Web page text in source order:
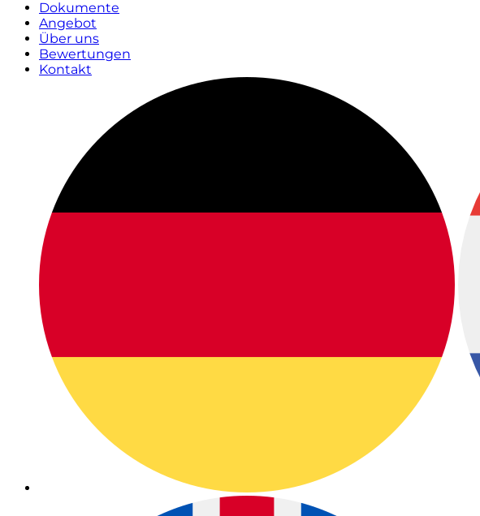
Dokumente
Angebot
Über uns
Bewertungen
Kontakt